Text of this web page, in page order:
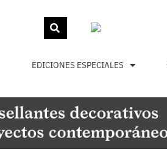
EDICIONES ESPECIALES